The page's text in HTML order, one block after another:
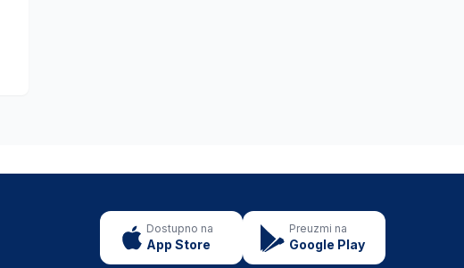
Dostupno na
App Store
Preuzmi na
Google Play